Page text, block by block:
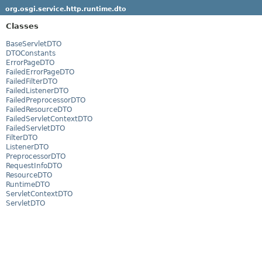
org.osgi.service.http.runtime.dto
Classes
BaseServletDTO
DTOConstants
ErrorPageDTO
FailedErrorPageDTO
FailedFilterDTO
FailedListenerDTO
FailedPreprocessorDTO
FailedResourceDTO
FailedServletContextDTO
FailedServletDTO
FilterDTO
ListenerDTO
PreprocessorDTO
RequestInfoDTO
ResourceDTO
RuntimeDTO
ServletContextDTO
ServletDTO